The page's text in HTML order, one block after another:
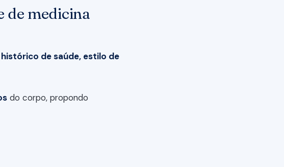
de medicina
de saúde, estilo de
do corpo, propondo